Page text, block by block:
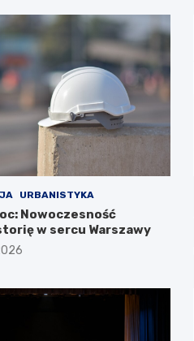
URBANISTYKA
Nowoczesność
w sercu Warszawy